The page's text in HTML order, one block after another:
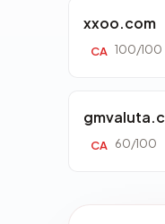
xxoo.com
CA 100/100
CA 60/100